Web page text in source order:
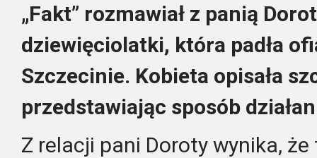
„Fakt” rozmawiał z panią
dziewięciolatki, która padła
Szczecinie. Kobieta opisała
przedstawiając sposób
Z relacji pani Doroty wynika, że